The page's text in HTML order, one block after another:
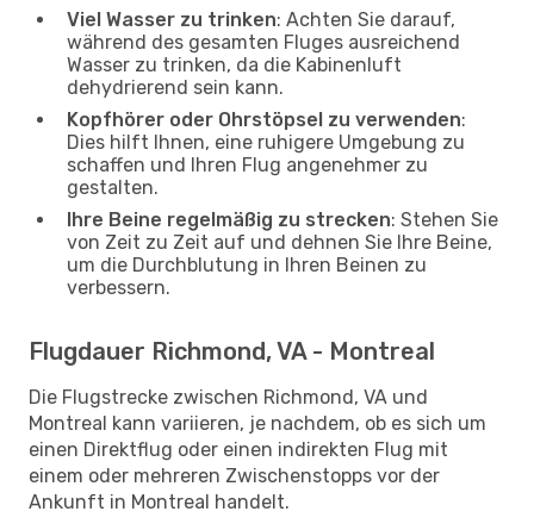
Viel Wasser zu trinken: Achten Sie darauf,
während des gesamten Fluges ausreichend
Wasser zu trinken, da die Kabinenluft
dehydrierend sein kann.
Kopfhörer oder Ohrstöpsel zu verwenden:
Dies hilft Ihnen, eine ruhigere Umgebung zu
schaffen und Ihren Flug angenehmer zu
gestalten.
Ihre Beine regelmäßig zu strecken: Stehen Sie
von Zeit zu Zeit auf und dehnen Sie Ihre Beine,
um die Durchblutung in Ihren Beinen zu
verbessern.
Flugdauer Richmond, VA - Montreal
Die Flugstrecke zwischen Richmond, VA und
Montreal kann variieren, je nachdem, ob es sich um
einen Direktflug oder einen indirekten Flug mit
einem oder mehreren Zwischenstopps vor der
Ankunft in Montreal handelt.